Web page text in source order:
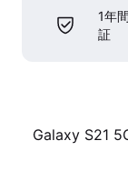
1年
証
Galaxy S21